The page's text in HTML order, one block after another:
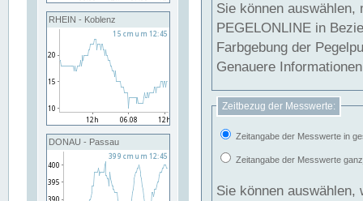
RHEIN - Koblenz
DONAU - Passau
Sie können
PEGELONLINE in Beziehung
Farbgebung der
Genauere
Zeitbezug der Messwerte:
Zeitangabe der Messwerte in
Zeitangabe der Messwerte
Sie können auswählen,